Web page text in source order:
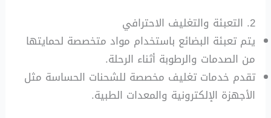
2. التعبئة والتغليف الاحترافي
يتم تعبئة البضائع باستخدام مواد متخصصة لحمايتها
من الصدمات والرطوبة أثناء الرحلة.
تقدم خدمات تغليف مخصصة للشحنات الحساسة مثل
الأجهزة الإلكترونية والمعدات الطبية.